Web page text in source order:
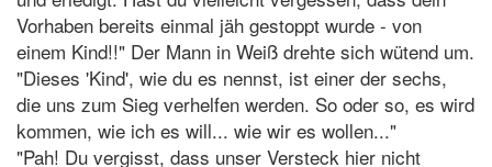
Vorhaben bereits einmal jäh gestoppt wurde - von
einem Kind!!" Der Mann in Weiß drehte sich wütend um.
"Dieses 'Kind', wie du es nennst, ist einer der sechs,
die uns zum Sieg verhelfen werden. So oder so, es wird
kommen, wie ich es will... wie wir es wollen..."
"Pah! Du vergisst, dass unser Versteck hier nicht